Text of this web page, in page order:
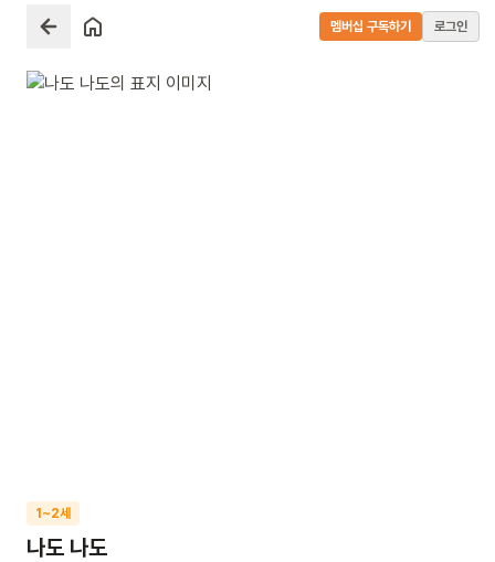
멤버십 구독하기 로그인
1~2세
나도 나도